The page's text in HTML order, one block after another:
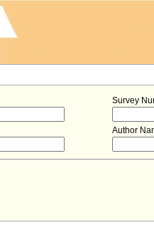
Survey
Author